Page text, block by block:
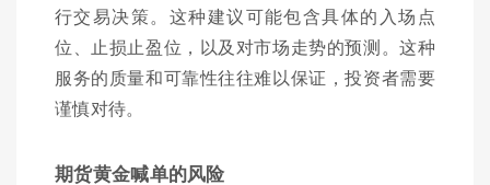
行交易决策。这种建议可能包含具体的入场点
位、止损止盈位，以及对市场走势的预测。这种
服务的质量和可靠性往往难以保证，投资者需要
谨慎对待。
期货黄金喊单的风险